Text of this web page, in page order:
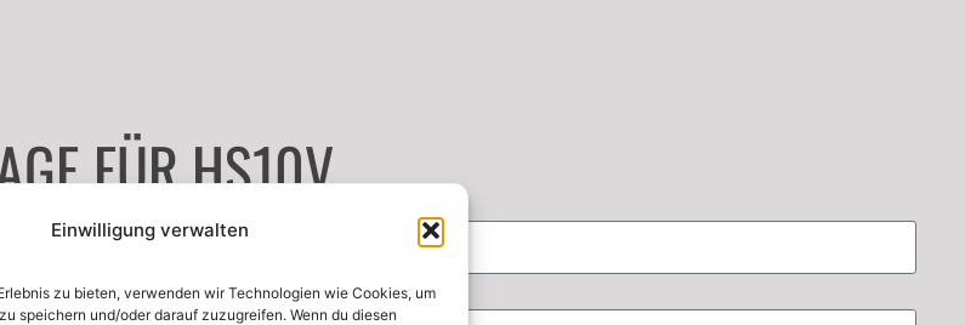
Einwilligung verwalten
zu bieten, verwenden wir Technologien wie Cookies, um
speichern und/oder darauf zuzugreifen. Wenn du diesen
FÜR HS10V